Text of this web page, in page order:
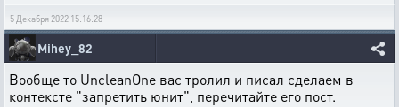
5 Декабря 2022 15:16:28
Mihey_82
Вообще то UncleanOne вас тролил и писал сделаем в
контексте "запретить юнит", перечитайте его пост.